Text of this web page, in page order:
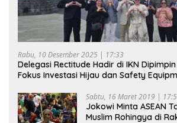
Rabu, 10 Desember 2025 | 17:33
Delegasi Rectitude Hadir di IKN Dipimpin
Fokus Investasi Hijau dan Safety
Sabtu, 16 Maret 2019 |
Jokowi Minta ASEAN
Muslim Rohingya di